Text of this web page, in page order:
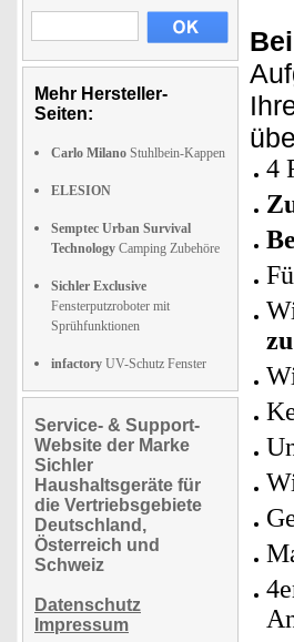
Mehr Hersteller-
Seiten:
Carlo Milano Stuhlbein-Kappen
ELESION
Semptec Urban Survival
Technology Camping Zubehöre
Sichler Exclusive
Fensterputzroboter mit
Sprühfunktionen
infactory UV-Schutz Fenster
Service- & Support-
Website der Marke
Sichler
Haushaltsgeräte für
die Vertriebsgebiete
Deutschland,
Österreich und
Schweiz
Datenschutz
Impressum
4